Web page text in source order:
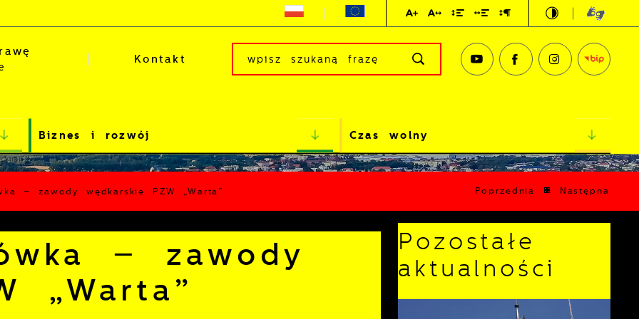
Kontakt
Biznes i rozwój Czas wolny
– zawody wędkarskie PZW „Warta” Poprzednia Następna
– zawody
„Warta”
Pozostałe
aktualności